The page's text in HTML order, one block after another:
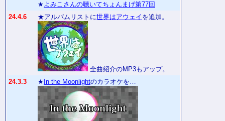
★よみこさんの聴いてちょんまげ第77回
24.4.6
★アルバムリストに世界はアウェイ を追加。
全曲紹介のMP3もアップ。
24.3.3
★ In the Moonlightのカラオケを…